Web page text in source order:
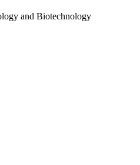
and Biotechnology